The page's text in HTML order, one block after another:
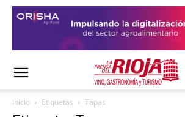
Inicio Etiquetas Tapas